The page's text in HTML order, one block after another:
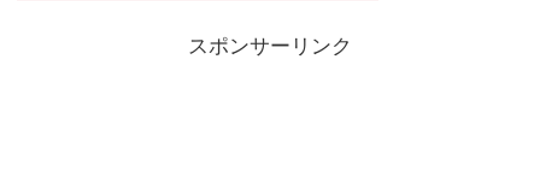
スポンサーリンク